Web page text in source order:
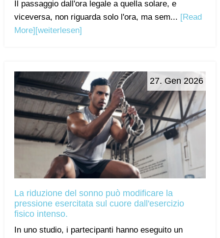
Il passaggio dall'ora legale a quella solare, e
viceversa, non riguarda solo l'ora, ma sem... [Read
More][weiterlesen]
27. Gen 2026
La riduzione del sonno può modificare la
pressione esercitata sul cuore dall'esercizio
fisico intenso.
In uno studio, i partecipanti hanno eseguito un